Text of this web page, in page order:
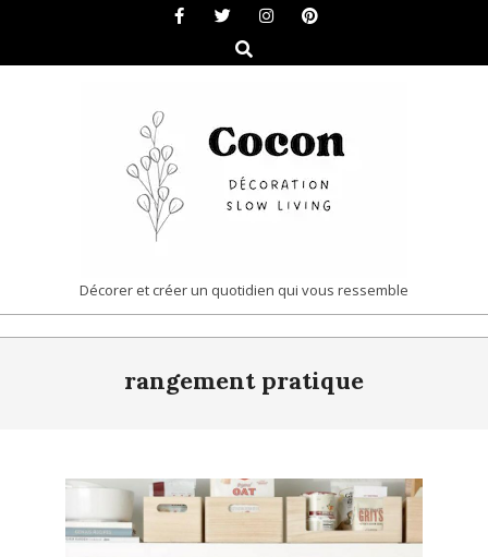
content
Search
COCON
|
DÉCORATION
LIVING
Décorer et créer un quotidien qui vous ressemble
rangement pratique